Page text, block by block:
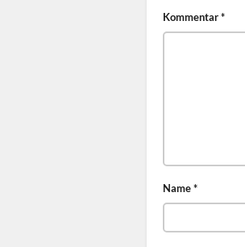
Kommentar*
Name*